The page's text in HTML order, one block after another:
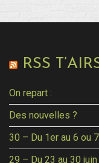
RSS
On repart :
Des nouvelles ?
30 – Du 1er au 6 ou
29 – Du 23 au 30